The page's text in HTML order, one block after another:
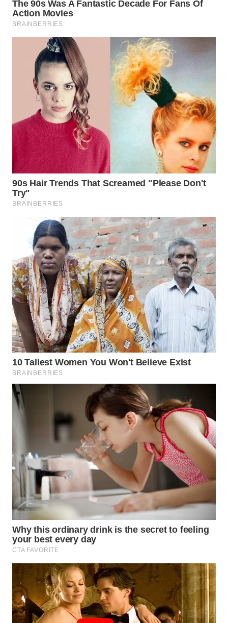
DAIRI
WN
TOBA
WN
WN
LANGKAT
WN
TAPANULI
SELATAN
WN
TANJUNG
LESUNG
WN
KARO
WN
SIMALUNGUN
WN
LABUHANBATU
WN
WN
TEBING
TINGGI
WN
PAKPAK
WN
KARAWANG
WN
BEKASI
WN